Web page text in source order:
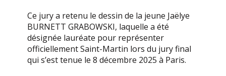
Ce jury a retenu le dessin de la jeune Jaëlye
BURNETT GRABOWSKI, laquelle a été
désignée lauréate pour représenter
officiellement Saint-Martin lors du jury final
qui s’est tenue le 8 décembre 2025 à Paris.